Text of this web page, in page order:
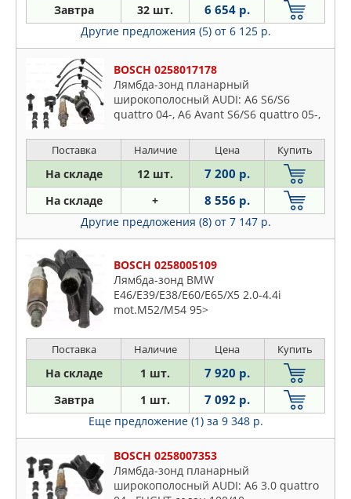
Завтра 32 шт. 6 654 р.
Другие предложения (5) от 6 125 р.
BOSCH 0258017178
Лямбда-зонд планарный
широкополосный AUDI: A6 S6/S6
quattro 04-, A6 Avant S6/S6 quattro 05-,
SKODA: SUPERB 1.4 TSI 08-
Поставка Наличие Цена Купить
На складе 12 шт. 7 200 р.
На складе + 8 556 р.
Другие предложения (8) от 7 147 р.
BOSCH 0258005109
Лямбда-зонд BMW
E46/E39/E38/E60/E65/X5 2.0-4.4i
mot.M52/M54 95>
Поставка Наличие Цена Купить
На складе 1 шт. 7 920 р.
Завтра 1 шт. 7 092 р.
Еще предложение (1) за 9 348 р.
BOSCH 0258007353
Лямбда-зонд планарный
широкополосный AUDI: A6 3.0 quattro